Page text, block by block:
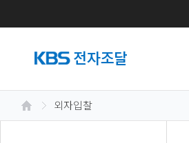
외자입찰